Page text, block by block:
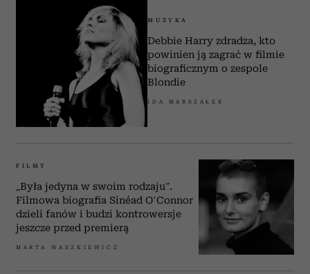
MUZYKA
Debbie Harry zdradza, kto
powinien ją zagrać w filmie
biograficznym o zespole
Blondie
IDA MARSZAŁEK
FILMY
„Była jedyna w swoim rodzaju”.
Filmowa biografia Sinéad O’Connor
dzieli fanów i budzi kontrowersje
jeszcze przed premierą
MARTA WASZKIEWICZ